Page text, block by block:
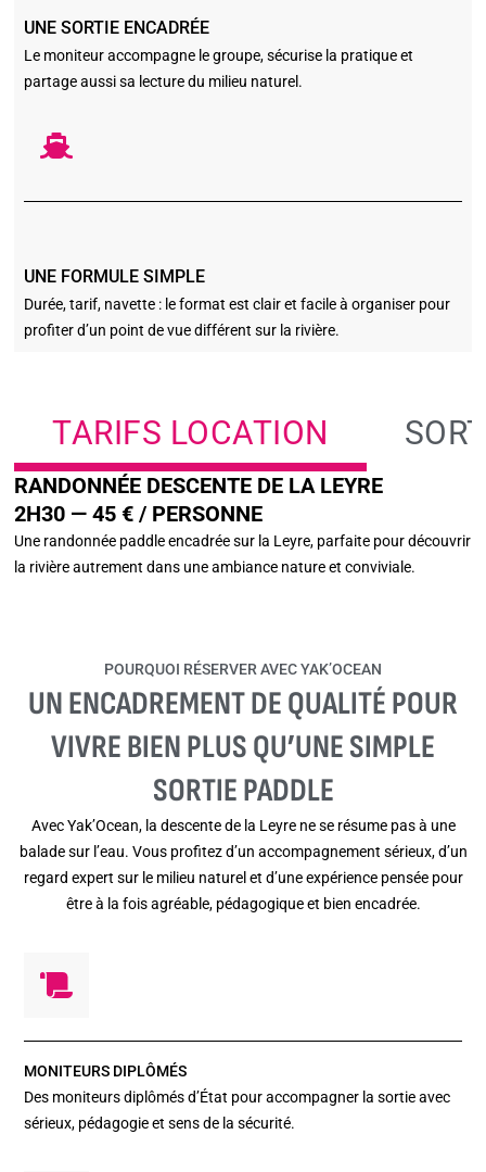
UNE SORTIE ENCADRÉE
Le moniteur accompagne le groupe, sécurise la pratique et
partage aussi sa lecture du milieu naturel.
UNE FORMULE SIMPLE
Durée, tarif, navette : le format est clair et facile à organiser pour
profiter d’un point de vue différent sur la rivière.
TARIFS LOCATION
RANDONNÉE DESCENTE DE LA LEYRE
2H30 — 45 € / PERSONNE
Une randonnée paddle encadrée sur la Leyre, parfaite pour découvrir
la rivière autrement dans une ambiance nature et conviviale.
POURQUOI RÉSERVER AVEC YAK’OCEAN
UN ENCADREMENT DE QUALITÉ POUR
VIVRE BIEN PLUS QU’UNE SIMPLE
SORTIE PADDLE
Avec Yak’Ocean, la descente de la Leyre ne se résume pas à une
balade sur l’eau. Vous profitez d’un accompagnement sérieux, d’un
regard expert sur le milieu naturel et d’une expérience pensée pour
être à la fois agréable, pédagogique et bien encadrée.
MONITEURS DIPLÔMÉS
Des moniteurs diplômés d’État pour accompagner la sortie avec
sérieux, pédagogie et sens de la sécurité.